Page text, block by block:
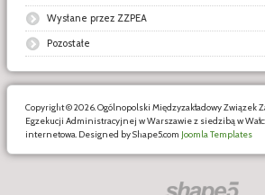
Wysłane przez ZZPEA
Pozostałe
Copyright © 2026. Ogólnopolski Międzyzakładowy Związek
Egzekucji Administracyjnej w Warszawie z siedzibą w
internetowa. Designed by Shape5.com Joomla Templates